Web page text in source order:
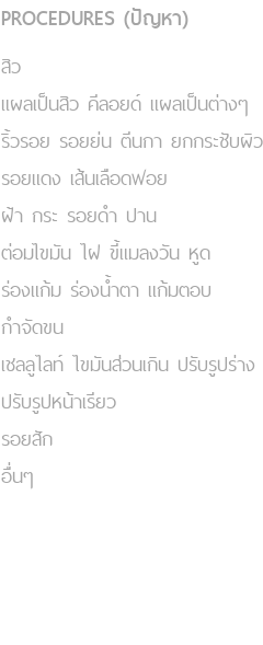
PROCEDURES (ปัญหา)
สิว
แผลเป็นสิว คีลอยด์ แผลเป็นต่างๆ
ริ้วรอย รอยย่น ตีนกา ยกกระชับผิว
รอยแดง เส้นเลือดฟอย
ฝ้า กระ รอยดำ ปาน
ต่อมไขมัน ไฝ ขี้แมลงวัน หูด
ร่องแก้ม ร่องน้ำตา แก้มตอบ
กำจัดขน
เชลลูไลท์ ไขมันส่วนเกิน ปรับรูปร่าง
ปรับรูปหน้าเรียว
รอยสัก
อื่นๆ